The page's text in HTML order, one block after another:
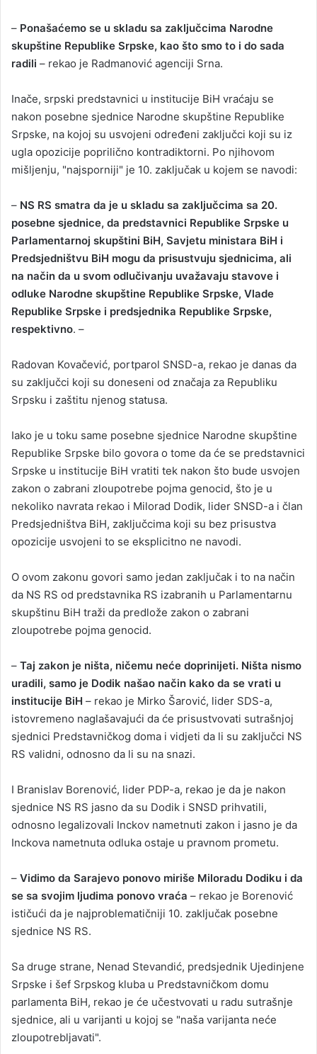
– Ponašaćemo se u skladu sa zaključcima Narodne
skupštine Republike Srpske, kao što smo to i do sada
radili – rekao je Radmanović agenciji Srna.
Inače, srpski predstavnici u institucije BiH vraćaju se
nakon posebne sjednice Narodne skupštine Republike
Srpske, na kojoj su usvojeni određeni zaključci koji su iz
ugla opozicije poprilično kontradiktorni. Po njihovom
mišljenju, "najsporniji" je 10. zaključak u kojem se navodi:
– NS RS smatra da je u skladu sa zaključcima sa 20.
posebne sjednice, da predstavnici Republike Srpske u
Parlamentarnoj skupštini BiH, Savjetu ministara BiH i
Predsjedništvu BiH mogu da prisustvuju sjednicima, ali
na način da u svom odlučivanju uvažavaju stavove i
odluke Narodne skupštine Republike Srpske, Vlade
Republike Srpske i predsjednika Republike Srpske,
respektivno. –
Radovan Kovačević, portparol SNSD-a, rekao je danas da
su zaključci koji su doneseni od značaja za Republiku
Srpsku i zaštitu njenog statusa.
Iako je u toku same posebne sjednice Narodne skupštine
Republike Srpske bilo govora o tome da će se predstavnici
Srpske u institucije BiH vratiti tek nakon što bude usvojen
zakon o zabrani zloupotrebe pojma genocid, što je u
nekoliko navrata rekao i Milorad Dodik, lider SNSD-a i član
Predsjedništva BiH, zaključcima koji su bez prisustva
opozicije usvojeni to se eksplicitno ne navodi.
O ovom zakonu govori samo jedan zaključak i to na način
da NS RS od predstavnika RS izabranih u Parlamentarnu
skupštinu BiH traži da predlože zakon o zabrani
zloupotrebe pojma genocid.
– Taj zakon je ništa, ničemu neće doprinijeti. Ništa nismo
uradili, samo je Dodik našao način kako da se vrati u
institucije BiH – rekao je Mirko Šarović, lider SDS-a,
istovremeno naglašavajući da će prisustvovati sutrašnjoj
sjednici Predstavničkog doma i vidjeti da li su zaključci NS
RS validni, odnosno da li su na snazi.
I Branislav Borenović, lider PDP-a, rekao je da je nakon
sjednice NS RS jasno da su Dodik i SNSD prihvatili,
odnosno legalizovali Inckov nametnuti zakon i jasno je da
Inckova nametnuta odluka ostaje u pravnom prometu.
– Vidimo da Sarajevo ponovo miriše Miloradu Dodiku i da
se sa svojim ljudima ponovo vraća – rekao je Borenović
ističući da je najproblematičniji 10. zaključak posebne
sjednice NS RS.
Sa druge strane, Nenad Stevandić, predsjednik Ujedinjene
Srpske i šef Srpskog kluba u Predstavničkom domu
parlamenta BiH, rekao je će učestvovati u radu sutrašnje
sjednice, ali u varijanti u kojoj se "naša varijanta neće
zloupotrebljavati".